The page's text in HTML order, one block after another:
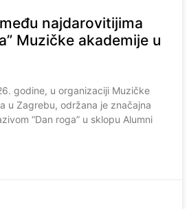
najdarovitijima
Muzičke akademije u
godine, u organizaciji Muzičke
u Zagrebu, održana je značajna
“Dan roga” u sklopu Alumni